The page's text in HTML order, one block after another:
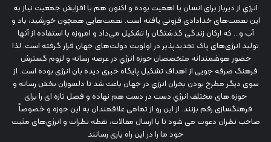
انرژي‌ از دیرباز برای انسان با اهمیت بوده و اکنون هم با افزایش جمعیت نیاز به
این نعمت‌های خدادادی فزونی یافته است. نعمت‌هایی همچون خورشید، باد و
آب و... که ارکان زندگی گذشتگان را تشکیل می‌داد و امروزه با استفاده از آنها
تولید انرژی‌های پاک تجدیدپذیر در اولویت دولت‌های جهان قرار گرفته است. لذا
حضور هوشمندانه متخصصان حوزه انرژي در عرصه رسانه و لزوم گسترش
فرهنگ صرفه جویی از اهداف تشکیل پایگاه خبری دیده بان انرژی بوده است. از
سوی دیگر مطرح بودن بحران انرژي در جهان باعث شد تا دلسوزان بخش رسانه و
حوزه های مختلف انرژي دست در دست هم نهاده و فصل تازه ای را برای
فرهنگسازی رقم بزنند. از این رو از تمامی علاقمندان به این حوزه و خصوصاً
صاحب نظران دعوت می شود تا با ارسال مقالات، نقطه نظرات و انرژي‌های مثبت
خود ما را در این راه یاری رسانند